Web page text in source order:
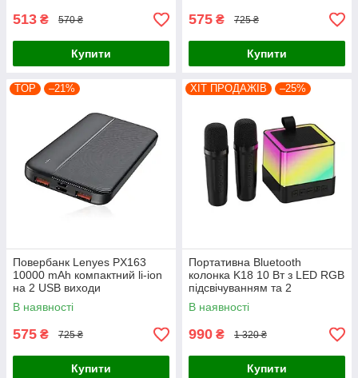
513 ₴ 570 ₴
Купити
575 ₴ 725 ₴
Купити
TOP –21%
Повербанк Lenyes PX163
10000 mAh компактний li-ion
на 2 USB виходи
В наявності
575 ₴ 725 ₴
Купити
ХІТ ПРОДАЖІВ –25%
Портативна Bluetooth
колонка K18 10 Вт з LED RGB
підсвічуванням та 2
бездротовими мікрофонами
для караоке
В наявності
990 ₴ 1 320 ₴
Купити